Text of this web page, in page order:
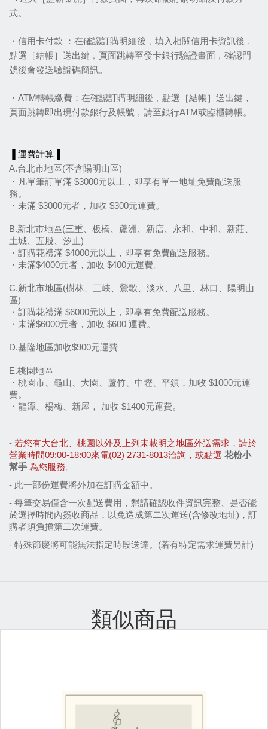
式。
・信用卡付款 ：在確認訂購明細後﹐填入相關信用卡資訊後﹐
點選［結帳］送出鍵﹐頁面跳轉至發卡銀行驗證畫面﹐確認門
號後會發送驗證碼簡訊。
・ATM轉帳繳費：在確認訂購明細後﹐點選［結帳］送出鍵，
頁面跳轉即出現付款銀行及帳號﹐請至銀行ATM或臨櫃轉帳。
▐ 運費計算▐
A.台北市地區(不含陽明山區)
・凡單筆訂單滿 $3000元以上，即享有單一地址免費配送服
務。
・未滿 $3000元者，加收 $300元運費。
B.新北市地區(三重、板橋、蘆洲、新店、永和、中和、新莊、
土城、五股、汐止)
・訂購花禮滿 $4000元以上，即享有免費配送服務。
・未滿$4000元者，加收 $400元運費。
C.新北市地區(樹林、三峽、鶯歌、淡水、八里、林口、陽明山
區)
・訂購花禮滿 $6000元以上，即享有免費配送服務。
・未滿$6000元者，加收 $600 運費。
D.基隆地區加收$900元運費
E.桃園地區
・桃園市、龜山、大園、蘆竹、中壢、平鎮，加收 $1000元運
費。
・龍潭、楊梅、新屋， 加收 $1400元運費。
- 若您有大台北、桃園以外及上列未載明之地區外送需求，請於
營業時間09:00-18:00來電(02) 2731-8013洽詢，或點選 花粉小
幫手 為您服務。
- 此一部份運費將外加在訂購金額中。
- 每筆交易僅含一次配送費用，懇請確認收件資訊完整、是否能
於選擇時間內簽收商品，以免造成第二次運送(含修改地址)，訂
購者須負擔第二次運費。
- 特殊節慶將可能無法指定時段送達。(若有特定需求運費另計)
類似商品